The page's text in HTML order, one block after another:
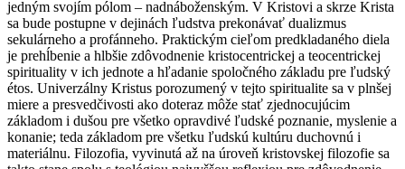
jedným svojím pólom – nadnáboženským. V Kristovi a skrze Krista
sa bude postupne v dejinách ľudstva prekonávať dualizmus
sekulárneho a profánneho. Praktickým cieľom predkladaného diela
je prehĺbenie a hlbšie zdôvodnenie kristocentrickej a teocentrickej
spirituality v ich jednote a hľadanie spoločného základu pre ľudský
étos. Univerzálny Kristus porozumený v tejto spiritualite sa v plnšej
miere a presvedčivosti ako doteraz môže stať zjednocujúcim
základom i dušou pre všetko opravdivé ľudské poznanie, myslenie a
konanie; teda základom pre všetku ľudskú kultúru duchovnú i
materiálnu. Filozofia, vyvinutá až na úroveň kristovskej filozofie sa